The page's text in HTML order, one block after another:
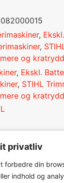
privatliv
forbedre din
indhold og
,
,
og
, Ekskl.
, STIHL
og
detaljer